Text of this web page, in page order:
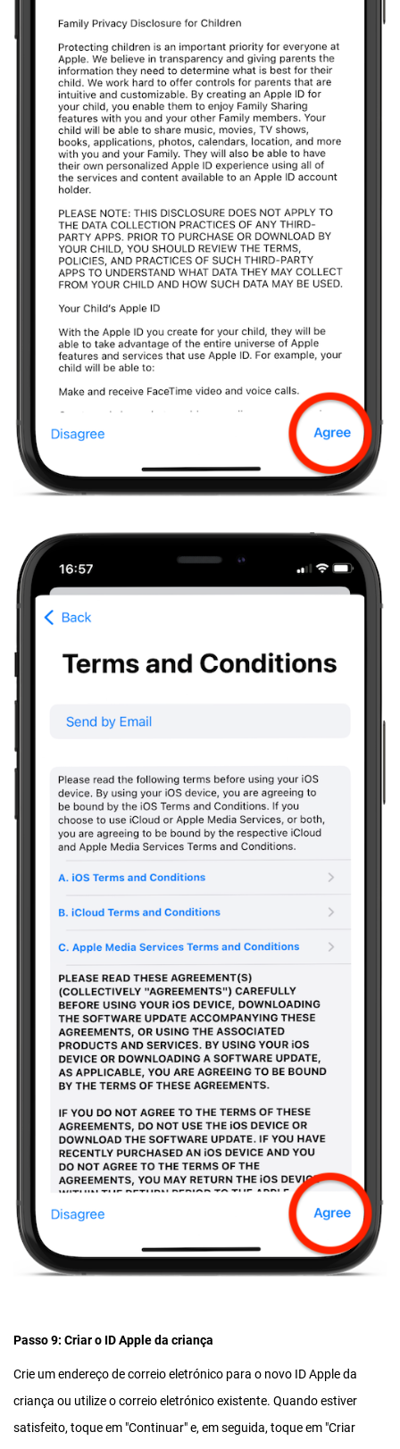
Passo 9: Criar o ID Apple da criança
Crie um endereço de correio eletrónico para o novo ID Apple da
criança ou utilize o correio eletrónico existente. Quando estiver
satisfeito, toque em "Continuar" e, em seguida, toque em "Criar